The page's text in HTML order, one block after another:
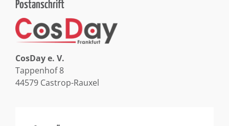
Postanschrift
CosDay e. V.
Tappenhof 8
44579 Castrop-Rauxel